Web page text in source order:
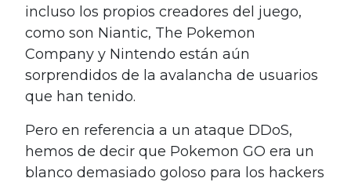
incluso los propios creadores del juego,
como son Niantic, The Pokemon
Company y Nintendo están aún
sorprendidos de la avalancha de usuarios
que han tenido.
Pero en referencia a un ataque DDoS,
hemos de decir que Pokemon GO era un
blanco demasiado goloso para los hackers